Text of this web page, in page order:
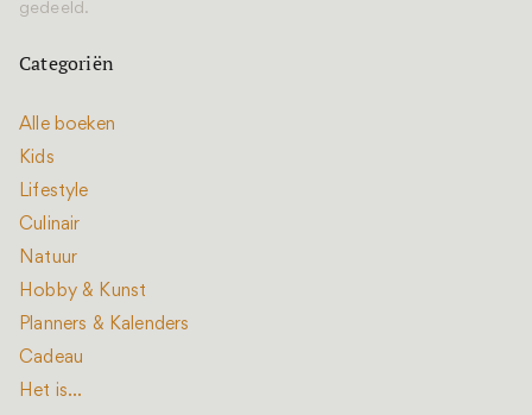
gedeeld.
Categoriën
Alle boeken
Kids
Lifestyle
Culinair
Natuur
Hobby & Kunst
Planners & Kalenders
Cadeau
Het is...